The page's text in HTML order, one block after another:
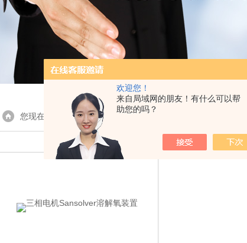
欢迎您！
来自局域网的朋友！有什么可以帮
助您的吗？
您现在的位置：首页> 产品展示 > 仪器仪表